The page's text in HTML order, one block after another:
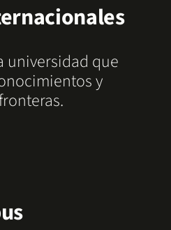
universidad que
y